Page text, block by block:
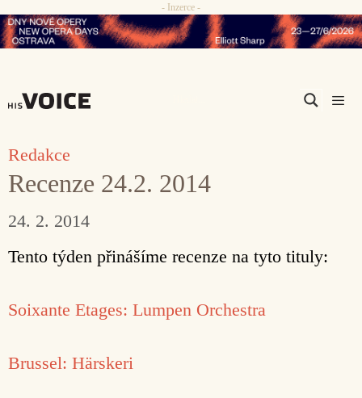
Přeskočit
na
- Inzerce -
Redakce
Recenze 24.2. 2014
24. 2. 2014
Tento týden přinášíme recenze na tyto tituly:
Soixante Etages: Lumpen Orchestra
Brussel: Härskeri